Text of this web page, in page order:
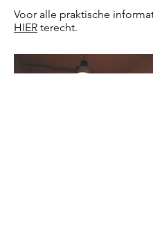
Voor alle praktische
HIER terecht.